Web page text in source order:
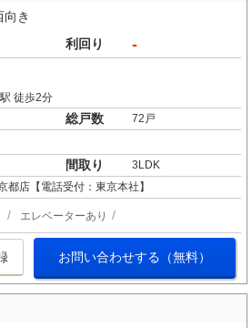
き
利回り -
徒歩2分
総戸数 72戸
間取り 3LDK
店【電話受付：東京本社】
エレベーターあり
お問い合わせする（無料）